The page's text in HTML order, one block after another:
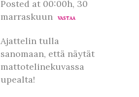
Posted at 00:00h, 30
marraskuun
VASTAA
Ajattelin tulla
sanomaan, että näytät
mattotelinekuvassa
upealta!